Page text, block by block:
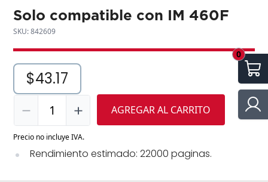
0
Solo compatible con IM 460F
SKU: 842609
$43.17
1 AGREGAR AL CARRITO
Precio no incluye IVA.
Rendimiento estimado: 22000 paginas.